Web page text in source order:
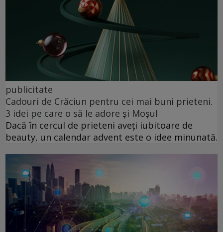
publicitate
Cadouri de Crăciun pentru cei mai buni prieteni.
3 idei pe care o să le adore și Moșul
Dacă în cercul de prieteni aveți iubitoare de
beauty, un calendar advent este o idee minunată.